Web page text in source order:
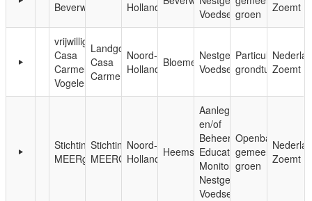
Beverwijk
Holland
Voedsel groen
Zoemt
vrijwilligersgroep
Casa
Carmeli
Vogelenzang
Landgoed
Casa
Carmeli
Noord-
Holland BloemendaalNestgelegenheid;
Voedsel
Particuliere
grondtuinen
Zoemt
Stichting
MEERgroen
Stichting
MEERGroen
Noord-
Holland Heemstede
Aanleg
en/of
Beheer;
Educatie;
Monitoring;
Nestgelegenheid;
Voedsel
Openbaar,
gemeentelijk
groen
Zoemt